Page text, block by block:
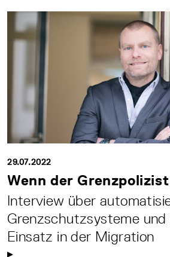
29.07.2022
Wenn der
Interview über
Grenzschutzsysteme und
Einsatz in der Migration